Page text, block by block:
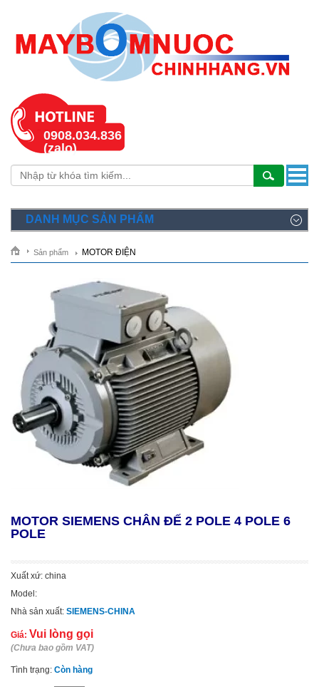
0908.034.836
(zalo)
DANH MỤC SẢN PHẨM
Sản phẩm MOTOR ĐIỆN
MOTOR SIEMENS CHÂN ĐẾ 2 POLE 4 POLE 6
POLE
Xuất xứ: china
Model:
Nhà sản xuất: SIEMENS-CHINA
Giá: Vui lòng gọi
(Chưa bao gồm VAT)
Tình trạng: Còn hàng